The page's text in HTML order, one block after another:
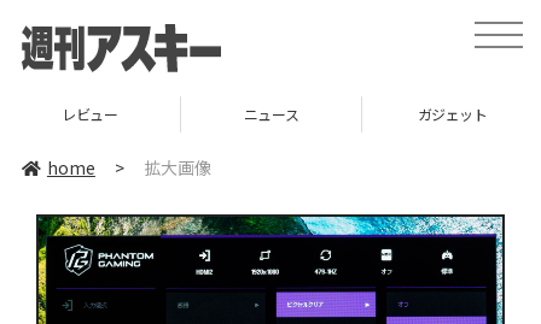
toggle
レビュー ニュース ガジェット
home > 拡大画像